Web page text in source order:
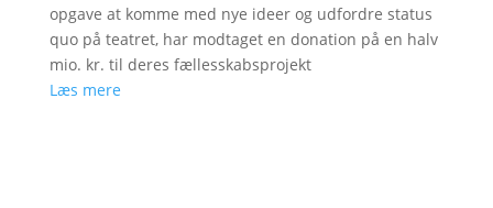
opgave at komme med nye ideer og udfordre status
quo på teatret, har modtaget en donation på en halv
mio. kr. til deres fællesskabsprojekt
Læs mere